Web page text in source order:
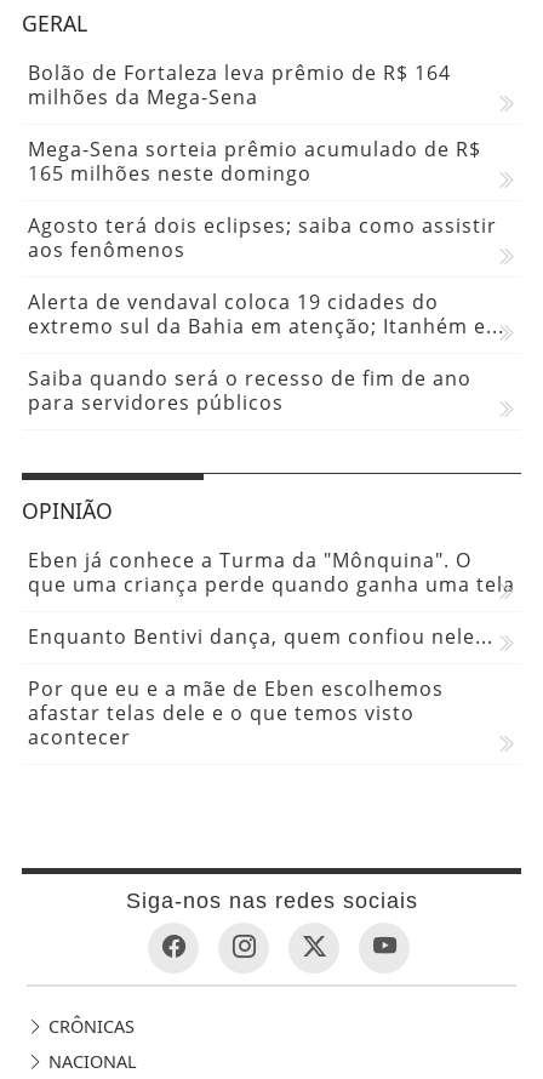
GERAL
Bolão de Fortaleza leva prêmio de R$ 164
milhões da Mega-Sena
Mega-Sena sorteia prêmio acumulado de R$
165 milhões neste domingo
Agosto terá dois eclipses; saiba como assistir
aos fenômenos
Alerta de vendaval coloca 19 cidades do
extremo sul da Bahia em atenção; Itanhém e...
Saiba quando será o recesso de fim de ano
para servidores públicos
OPINIÃO
Eben já conhece a Turma da "Mônquina". O
que uma criança perde quando ganha uma tela
Enquanto Bentivi dança, quem confiou nele...
Por que eu e a mãe de Eben escolhemos
afastar telas dele e o que temos visto
acontecer
Siga-nos nas redes sociais
CRÔNICAS
NACIONAL